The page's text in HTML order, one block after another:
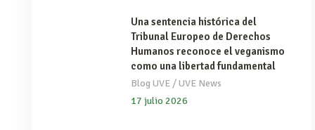
Una sentencia histórica del
Tribunal Europeo de Derechos
Humanos reconoce el veganismo
como una libertad fundamental
Blog UVE/UVE News
17 julio 2026